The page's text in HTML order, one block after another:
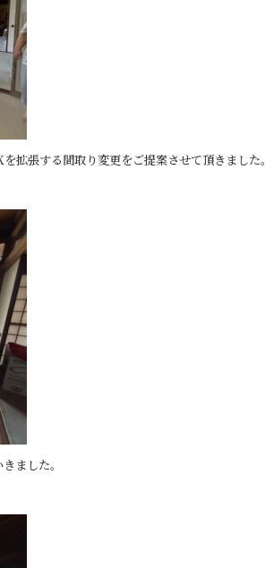
拡張する間取り変更をご提案させて頂きました。
ました。